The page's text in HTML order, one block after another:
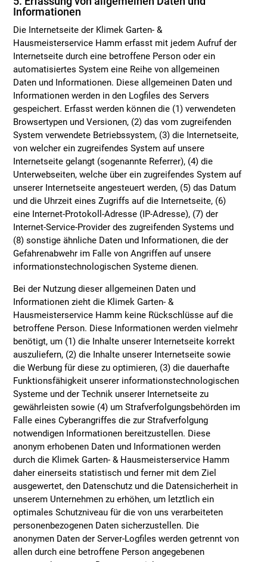
Informationen
Die Internetseite der Klimek Garten- &
Hausmeisterservice Hamm erfasst mit jedem Aufruf der
Internetseite durch eine betroffene Person oder ein
automatisiertes System eine Reihe von allgemeinen
Daten und Informationen. Diese allgemeinen Daten und
Informationen werden in den Logfiles des Servers
gespeichert. Erfasst werden können die (1) verwendeten
Browsertypen und Versionen, (2) das vom zugreifenden
System verwendete Betriebssystem, (3) die Internetseite,
von welcher ein zugreifendes System auf unsere
Internetseite gelangt (sogenannte Referrer), (4) die
Unterwebseiten, welche über ein zugreifendes System auf
unserer Internetseite angesteuert werden, (5) das Datum
und die Uhrzeit eines Zugriffs auf die Internetseite, (6)
eine Internet-Protokoll-Adresse (IP-Adresse), (7) der
Internet-Service-Provider des zugreifenden Systems und
(8) sonstige ähnliche Daten und Informationen, die der
Gefahrenabwehr im Falle von Angriffen auf unsere
informationstechnologischen Systeme dienen.
Bei der Nutzung dieser allgemeinen Daten und
Informationen zieht die Klimek Garten- &
Hausmeisterservice Hamm keine Rückschlüsse auf die
betroffene Person. Diese Informationen werden vielmehr
benötigt, um (1) die Inhalte unserer Internetseite korrekt
auszuliefern, (2) die Inhalte unserer Internetseite sowie
die Werbung für diese zu optimieren, (3) die dauerhafte
Funktionsfähigkeit unserer informationstechnologischen
Systeme und der Technik unserer Internetseite zu
gewährleisten sowie (4) um Strafverfolgungsbehörden im
Falle eines Cyberangriffes die zur Strafverfolgung
notwendigen Informationen bereitzustellen. Diese
anonym erhobenen Daten und Informationen werden
durch die Klimek Garten- & Hausmeisterservice Hamm
daher einerseits statistisch und ferner mit dem Ziel
ausgewertet, den Datenschutz und die Datensicherheit in
unserem Unternehmen zu erhöhen, um letztlich ein
optimales Schutzniveau für die von uns verarbeiteten
personenbezogenen Daten sicherzustellen. Die
anonymen Daten der Server-Logfiles werden getrennt von
allen durch eine betroffene Person angegebenen